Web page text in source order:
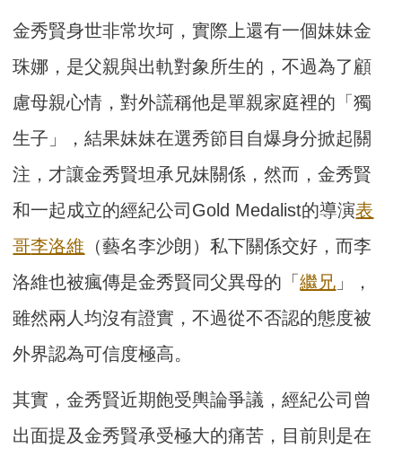
金秀賢身世非常坎坷，實際上還有一個妹妹金
珠娜，是父親與出軌對象所生的，不過為了顧
慮母親心情，對外謊稱他是單親家庭裡的「獨
生子」，結果妹妹在選秀節目自爆身分掀起關
注，才讓金秀賢坦承兄妹關係，然而，金秀賢
和一起成立的經紀公司Gold Medalist的導演表
哥李洛維 （藝名李沙朗）私下關係交好，而李
洛維也被瘋傳是金秀賢同父異母的「繼兄 」，
雖然兩人均沒有證實，不過從不否認的態度被
外界認為可信度極高。
其實，金秀賢近期飽受輿論爭議，經紀公司曾
出面提及金秀賢承受極大的痛苦，目前則是在